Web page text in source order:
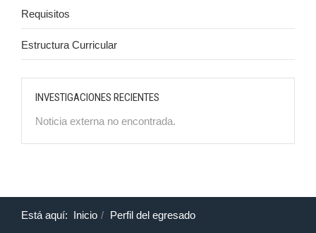
Requisitos
Estructura Curricular
INVESTIGACIONES RECIENTES
Noticia externa no encontrada.
Está aquí: Inicio Perfil del egresado